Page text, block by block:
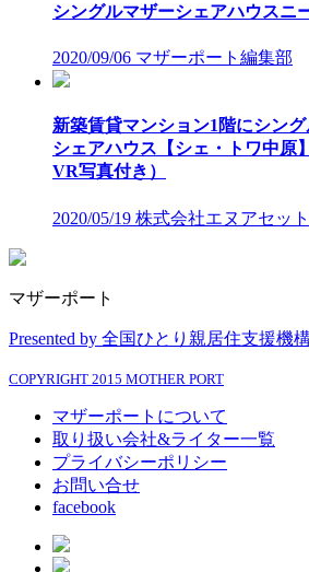
シングルマザーシェアハウスニ
2020/09/06 マザーポート編集部
新築賃貸マンション1階にシン
シェアハウス【シェ・トワ中原
VR写真付き）
2020/05/19 株式会社エヌアセット
マザーポート
Presented by 全国ひとり親居住支援機
COPYRIGHT 2015 MOTHER PORT
マザーポートについて
取り扱い会社&ライター一覧
プライバシーポリシー
お問い合せ
facebook